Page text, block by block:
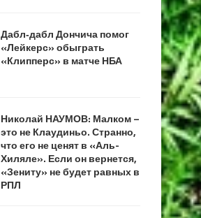
Дабл‑дабл Дончича помог
«Лейкерс» обыграть
«Клипперс» в матче НБА
Николай НАУМОВ: Малком –
это не Клаудиньо. Странно,
что его не ценят в «Аль-
Хиляле». Если он вернется,
«Зениту» не будет равных в
РПЛ